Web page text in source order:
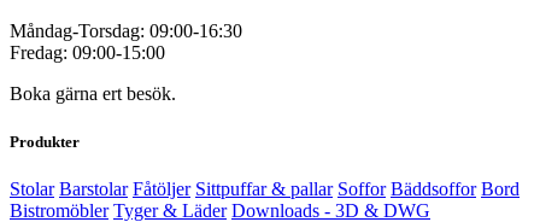
Måndag-Torsdag: 09:00-16:30
Fredag: 09:00-15:00
Boka gärna ert besök.
Produkter
Stolar Barstolar Fåtöljer Sittpuffar & pallar Soffor Bäddsoffor Bord
Bistromöbler Tyger & Läder Downloads - 3D & DWG